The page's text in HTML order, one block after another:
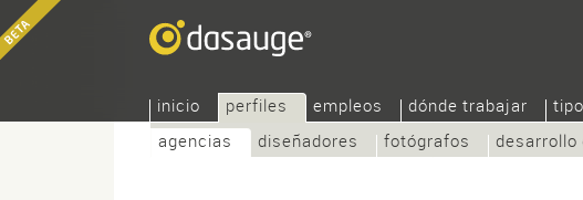
inicio
perfiles
agencias
diseñadores fotógrafos desarrollo
empleos dónde trabajar